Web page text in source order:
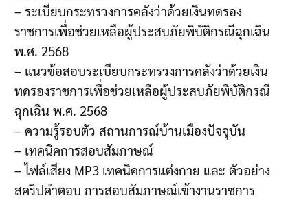
– ระเบียบกระทรวงการคลังว่าด้วยเงินทดรอง
ราชการเพื่อช่วยเหลือผู้ประสบภัยพิบัติกรณีฉุกเฉิน
พ.ศ. 2568
– แนวข้อสอบระเบียบกระทรวงการคลังว่าด้วยเงิน
ทดรองราชการเพื่อช่วยเหลือผู้ประสบภัยพิบัติกรณี
ฉุกเฉิน พ.ศ. 2568
– ความรู้รอบตัว สถานการณ์บ้านเมืองปัจจุบัน
– เทคนิคการสอบสัมภาษณ์
– ไฟล์เสียง MP3 เทคนิคการแต่งกาย และ ตัวอย่าง
สคริปคำตอบ การสอบสัมภาษณ์เข้างานราชการ